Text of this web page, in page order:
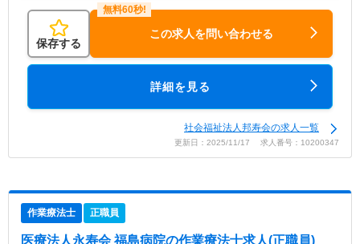
保存する
この求人を問い合わせる
詳細を見る
社会福祉法人邦寿会の求人一覧
更新日：2025/11/17 求人番号：10200347
作業療法士 正職員
医療法人永寿会 福島病院の作業療法士求人(正職員)